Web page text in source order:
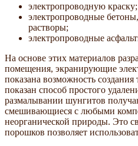
электропроводную краску;
электропроводные
растворы;
электропроводные
На основе этих материалов
помещения, экранирующие
показана возможность
показан способ простого
размалывании шунгитов
смешивающиеся с любыми
неорганической природы. Это
порошков позволяет